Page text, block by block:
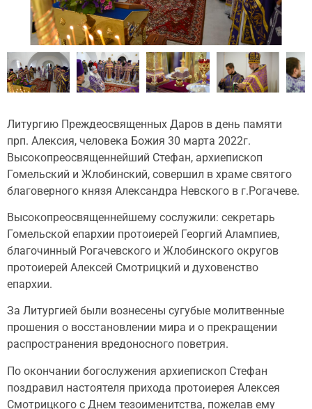
Литургию Преждеосвященных Даров в день памяти
прп. Алексия, человека Божия 30 марта 2022г.
Высокопреосвященнейший Стефан, архиепископ
Гомельский и Жлобинский, совершил в храме святого
благоверного князя Александра Невского в г.Рогачеве.
Высокопреосвященнейшему сослужили: секретарь
Гомельской епархии протоиерей Георгий Алампиев,
благочинный Рогачевского и Жлобинского округов
протоиерей Алексей Смотрицкий и духовенство
епархии.
За Литургией были вознесены сугубые молитвенные
прошения о восстановлении мира и о прекращении
распространения вредоносного поветрия.
По окончании богослужения архиепископ Стефан
поздравил настоятеля прихода протоиерея Алексея
Смотрицкого с Днем тезоименитства, пожелав ему